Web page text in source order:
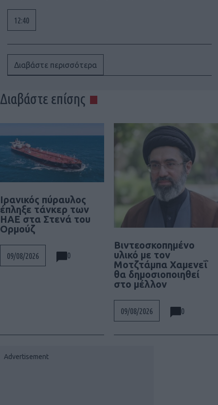
12:40
Διαβάστε περισσότερα
Διαβάστε επίσης
Ιρανικός πύραυλος
έπληξε τάνκερ των
ΗΑΕ στα Στενά του
Ορμούζ
09/08/2026 0
Βιντεοσκοπημένο
υλικό με τον
Μοτζτάμπα Χαμενεΐ
θα δημοσιοποιηθεί
στο μέλλον
09/08/2026 0